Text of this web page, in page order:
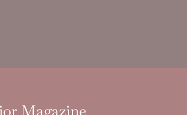
Magazine